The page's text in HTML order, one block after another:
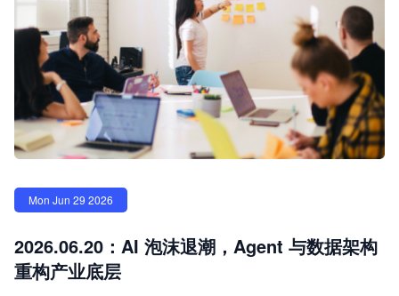
Mon Jun 29 2026
2026.06.20：AI 泡沫退潮，Agent 与数据架构
重构产业底层